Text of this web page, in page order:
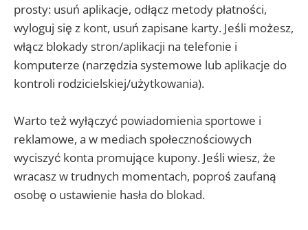
prosty: usuń aplikacje, odłącz metody płatności,
wyloguj się z kont, usuń zapisane karty. Jeśli możesz,
włącz blokady stron/aplikacji na telefonie i
komputerze (narzędzia systemowe lub aplikacje do
kontroli rodzicielskiej/użytkowania).
Warto też wyłączyć powiadomienia sportowe i
reklamowe, a w mediach społecznościowych
wyciszyć konta promujące kupony. Jeśli wiesz, że
wracasz w trudnych momentach, poproś zaufaną
osobę o ustawienie hasła do blokad.